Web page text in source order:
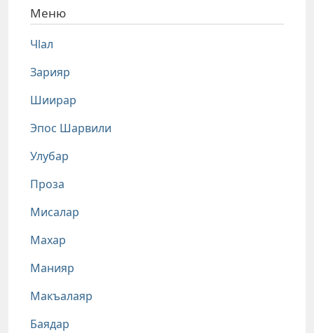
Меню
Чlал
Зарияр
Шиирар
Эпос Шарвили
Улубар
Проза
Мисалар
Махар
Манияр
Макъалаяр
Баядар